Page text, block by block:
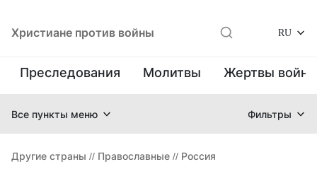
Христиане против войны RU
Преследования Молитвы Жертвы
Все пункты меню Фильтры
Другие страны // Православные // Россия